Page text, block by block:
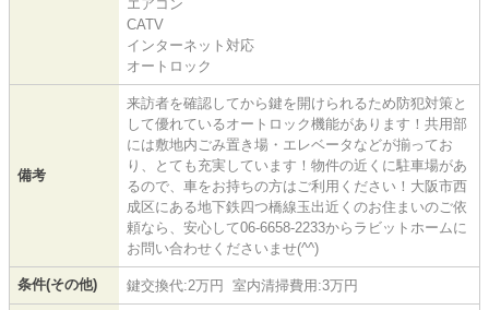
エアコン
CATV
インターネット対応
オートロック
備考
来訪者を確認してから鍵を開けられるため防犯対策と
して優れているオートロック機能があります！共用部
には敷地内ごみ置き場・エレベータなどが揃ってお
り、とても充実しています！物件の近くに駐車場があ
るので、車をお持ちの方はご利用ください！大阪市西
成区にある地下鉄四つ橋線玉出近くのお住まいのご依
頼なら、安心して06-6658-2233からラビットホームに
お問い合わせくださいませ(^^)
条件(その他) 鍵交換代:2万円 室内清掃費用:3万円